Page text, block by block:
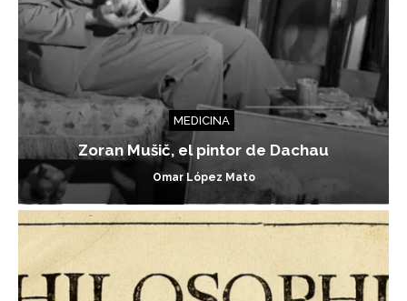
MEDICINA
Zoran Mušič, el pintor de Dachau
Omar López Mato